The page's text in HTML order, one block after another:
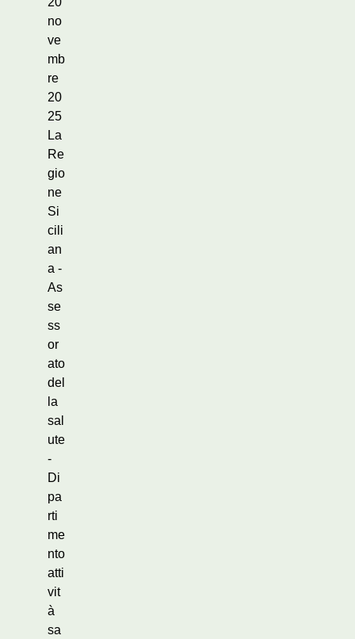
no
ve
mb
re
20
25
La
Re
gio
ne
Si
cili
an
a -
As
se
ss
or
ato
del
la
sal
ute
-
Di
pa
rti
me
nto
atti
vit
à
sa